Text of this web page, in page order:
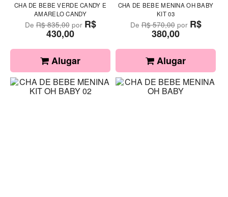
CHA DE BEBE VERDE CANDY E
AMARELO CANDY
DeR$ 835,00por R$
430,00
Alugar
CHA DE BEBE MENINA OH BABY
KIT 03
DeR$ 570,00por R$
380,00
Alugar